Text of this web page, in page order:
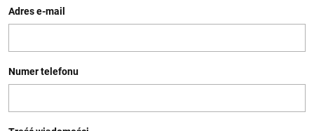
Adres e-mail
Numer telefonu